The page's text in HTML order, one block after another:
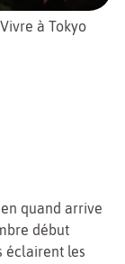
à Tokyo
quand arrive
début
éclairent les